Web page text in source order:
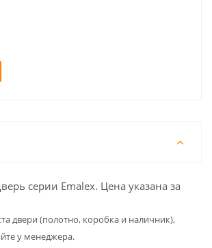
серии Emalex. Цена указана за
двери (полотно, коробка и наличник),
у менеджера.